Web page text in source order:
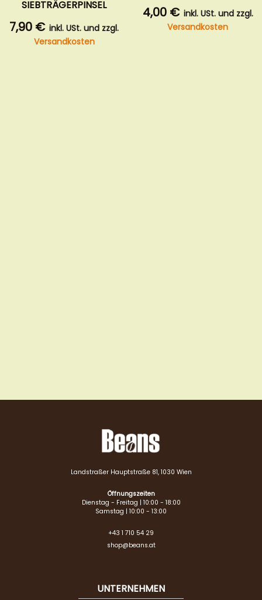
SIEBTRÄGERPINSEL
7,90 € inkl. USt. und zzgl.
Versandkosten
4,00 € inkl. USt. und zzgl.
Versandkosten
Landstraßer Hauptstraße 81, 1030 Wien
Öffnungszeiten
Dienstag - Freitag | 10:00 - 18:00
Samstag | 10:00 - 13:00
+43 1 710 54 29
shop@beans.at
UNTERNEHMEN